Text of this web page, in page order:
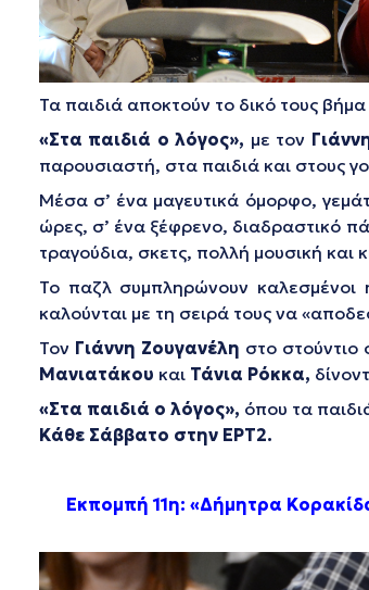
Τα παιδιά αποκτούν το δικό τους
«Στα παιδιά ο λόγος», με τον
παρουσιαστή, στα παιδιά και στους
Μέσα σ’ ένα μαγευτικά όμορφο,
ώρες, σ’ ένα ξέφρενο, διαδραστικό
τραγούδια, σκετς, πολλή μουσική και
Το παζλ συμπληρώνουν καλεσμένοι
καλούνται με τη σειρά τους να
Τον Γιάννη Ζουγανέλη στο στούντιο
Μανιατάκου και Τάνια Ρόκκα,
«Στα παιδιά ο λόγος», όπου τα
Κάθε Σάββατο στην ΕΡΤ2.
Εκπομπή 11η: «Δήμητρα